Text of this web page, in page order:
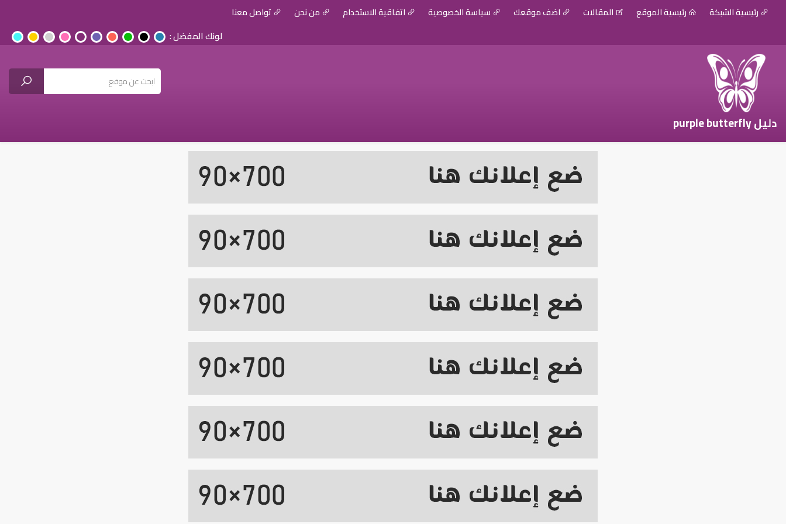
رئيسية الشبكة رئيسية الموقع المقالات اضف موقعك سياسة الخصوصية اتفاقية الاستخدام من نحن تواصل معنا
لونك المفضل :
دليل purple butterfly